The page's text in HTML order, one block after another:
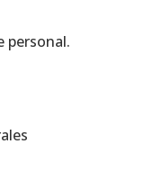
personal.